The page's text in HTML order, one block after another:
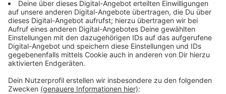
Baustellenkoordination der Autobahn GmbH in das
Gebäude ziehen. Die neu gegründete Bundesbehörde
hat am 1. Januar die Verantwortung für alle
Autobahnen von Straßen NRW übernommen. Trotzdem
werde man weiterhin eng mit der Landesbehörde
zusammenarbeiten, so eine Sprecherin.
Anzeige